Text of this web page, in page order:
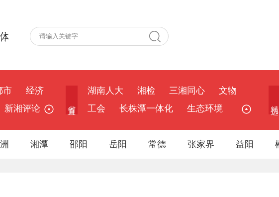
市
经济
新湘评论
湖南人大 湘检 三湘同心
文物
工会
长株潭一体化 生态环境
湘潭 邵阳 岳阳 常德 张家界 益阳